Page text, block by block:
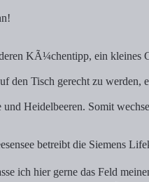
KÃ¼chentipp, ein kleines
den Tisch gerecht zu werden,
Heidelbeeren. Somit
betreibt die Siemens
ich hier gerne das Feld